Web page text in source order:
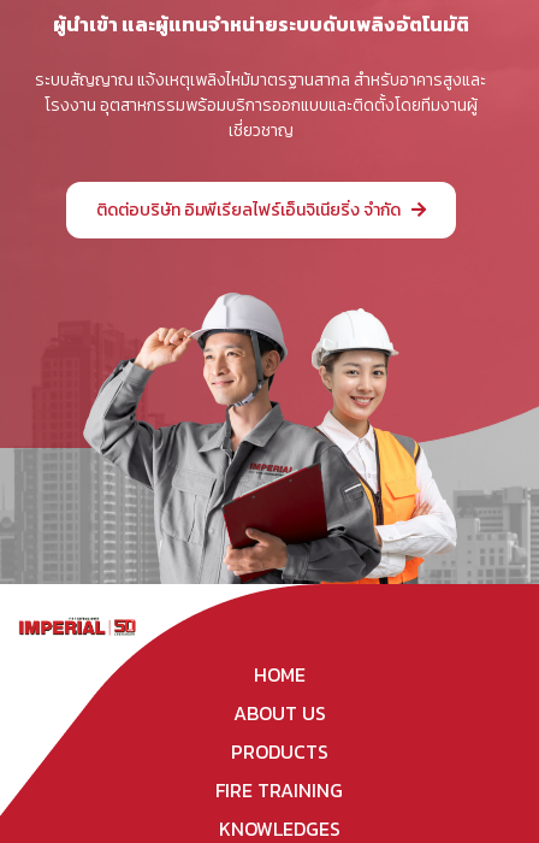
ผู้นำเข้า และผู้แทนจำหน่ายระบบดับเพลิงอัตโนมัติ
ระบบสัญญาณ แจ้งเหตุเพลิงไหม้มาตรฐานสากล สำหรับอาคารสูงและ
โรงงาน อุตสาหกรรมพร้อมบริการออกแบบและติดตั้งโดยทีมงานผู้
เชี่ยวชาญ
ติดต่อบริษัท อิมพีเรียลไฟร์เอ็นจิเนียริ่ง จำกัด
HOME
ABOUT US
PRODUCTS
FIRE TRAINING
KNOWLEDGES